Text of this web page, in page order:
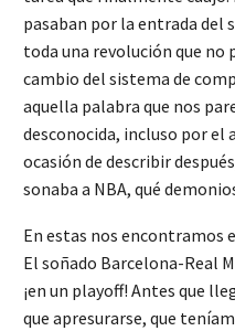
pasaban por la entrada del
toda una revolución que
cambio del sistema de
aquella palabra que nos
desconocida, incluso por
ocasión de describir
sonaba a NBA, qué
En estas nos encontramos
El soñado Barcelona-Real
¡en un playoff! Antes que
que apresurarse, que